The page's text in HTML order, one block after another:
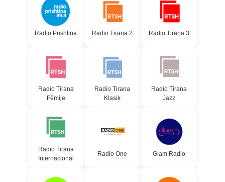
Radio Prishtina Radio Tirana 2 Radio Tirana 3
Radio Tirana
Fëmijë
Radio Tirana
Klasik
Radio Tirana
Jazz
Radio Tirana
Internacional
Radio One Glam Radio